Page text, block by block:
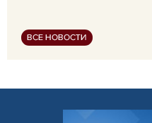
ВСЕ НОВОСТИ